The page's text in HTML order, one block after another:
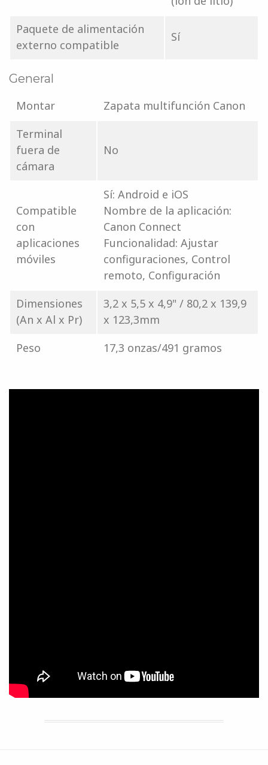
Paquete de alimentación
externo compatible
Sí
General
Montar
Zapata multifunción Canon
Terminal
fuera de
cámara
No
Compatible
con
aplicaciones
móviles
Sí: Android e iOS
Nombre de la aplicación:
Canon Connect
Funcionalidad: Ajustar
configuraciones, Control
remoto, Configuración
Dimensiones
(An x Al x Pr)
3,2 x 5,5 x 4,9" / 80,2 x 139,9
x 123,3mm
Peso
17,3 onzas/491 gramos